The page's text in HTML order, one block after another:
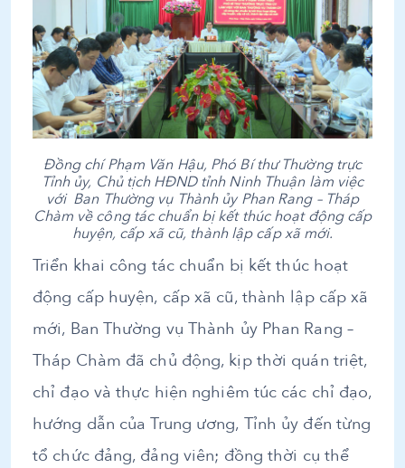
Đồng chí Phạm Văn Hậu, Phó Bí thư Thường trực
Tỉnh ủy, Chủ tịch HĐND tỉnh Ninh Thuận làm việc
với Ban Thường vụ Thành ủy Phan Rang – Tháp
Chàm về công tác chuẩn bị kết thúc hoạt động cấp
huyện, cấp xã cũ, thành lập cấp xã mới.
Triển khai công tác chuẩn bị kết thúc hoạt
động cấp huyện, cấp xã cũ, thành lập cấp xã
mới, Ban Thường vụ Thành ủy Phan Rang –
Tháp Chàm đã chủ động, kịp thời quán triệt,
chỉ đạo và thực hiện nghiêm túc các chỉ đạo,
hướng dẫn của Trung ương, Tỉnh ủy đến từng
tổ chức đảng, đảng viên; đồng thời cụ thể